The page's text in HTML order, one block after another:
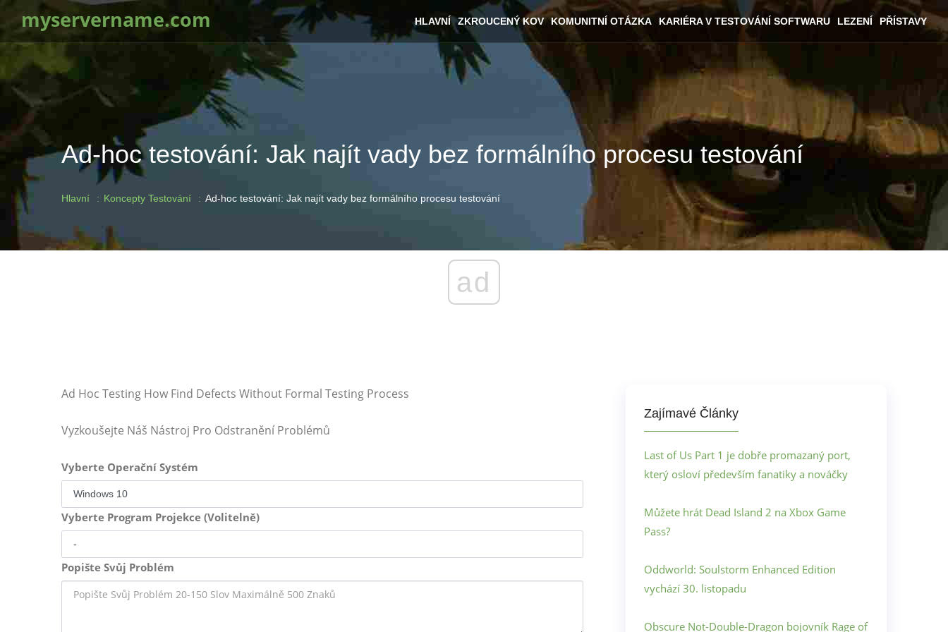
myservername.com HLAVNÍ ZKROUCENÝ KOV KOMUNITNÍ OTÁZKA KARIÉRA V TESTOVÁNÍ SOFTWARU LEZENÍ PŘÍSTAVY
Ad-hoc testování: Jak najít vady bez formálního procesu testování
Hlavní Koncepty Testování Ad-hoc testování: Jak najít vady bez formálního procesu testování
ad
Ad Hoc Testing How Find Defects Without Formal Testing Process
Vyzkoušejte Náš Nástroj Pro Odstranění Problémů
Vyberte Operační Systém
Vyberte Program Projekce (Volitelně)
Popište Svůj Problém
Zajímavé Články
Last of Us Part 1 je dobře promazaný port,
který osloví především fanatiky a nováčky
Můžete hrát Dead Island 2 na Xbox Game
Pass?
Oddworld: Soulstorm Enhanced Edition
vychází 30. listopadu
Obscure Not-Double-Dragon bojovník Rage of